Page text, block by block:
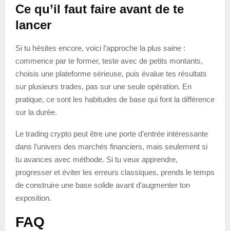
Ce qu’il faut faire avant de te
lancer
Si tu hésites encore, voici l’approche la plus saine :
commence par te former, teste avec de petits montants,
choisis une plateforme sérieuse, puis évalue tes résultats
sur plusieurs trades, pas sur une seule opération. En
pratique, ce sont les habitudes de base qui font la différence
sur la durée.
Le trading crypto peut être une porte d’entrée intéressante
dans l’univers des marchés financiers, mais seulement si
tu avances avec méthode. Si tu veux apprendre,
progresser et éviter les erreurs classiques, prends le temps
de construire une base solide avant d’augmenter ton
exposition.
FAQ